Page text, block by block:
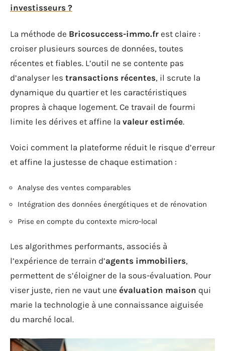
investisseurs ?
La méthode de Bricosuccess-immo.fr est claire :
croiser plusieurs sources de données, toutes
récentes et fiables. L’outil ne se contente pas
d’analyser les transactions récentes, il scrute la
dynamique du quartier et les caractéristiques
propres à chaque logement. Ce travail de fourmi
limite les dérives et affine la valeur estimée.
Voici comment la plateforme réduit le risque d’erreur
et affine la justesse de chaque estimation :
Analyse des ventes comparables
Intégration des données énergétiques et de rénovation
Prise en compte du contexte micro-local
Les algorithmes performants, associés à
l’expérience de terrain d’agents immobiliers,
permettent de s’éloigner de la sous-évaluation. Pour
viser juste, rien ne vaut une évaluation maison qui
marie la technologie à une connaissance aiguisée
du marché local.